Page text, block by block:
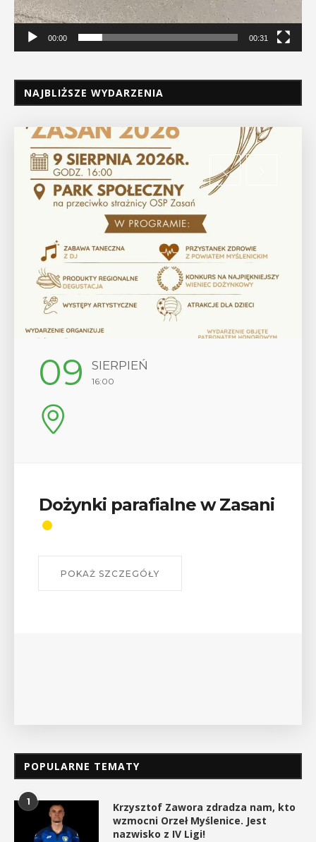
00:00 00:31
NAJBLIŻSZE WYDARZENIA
12 SIERPIEŃ
17:00
Wykład „Jak zdobyć
odznaki na myślenickich
W środę 12 sierpnia o godz. 17 w Miejskiej
POPULARNE TEMATY
1
Krzysztof Zawora zdradza nam, kto
wzmocni Orzeł Myślenice. Jest
nazwisko z IV Ligi!